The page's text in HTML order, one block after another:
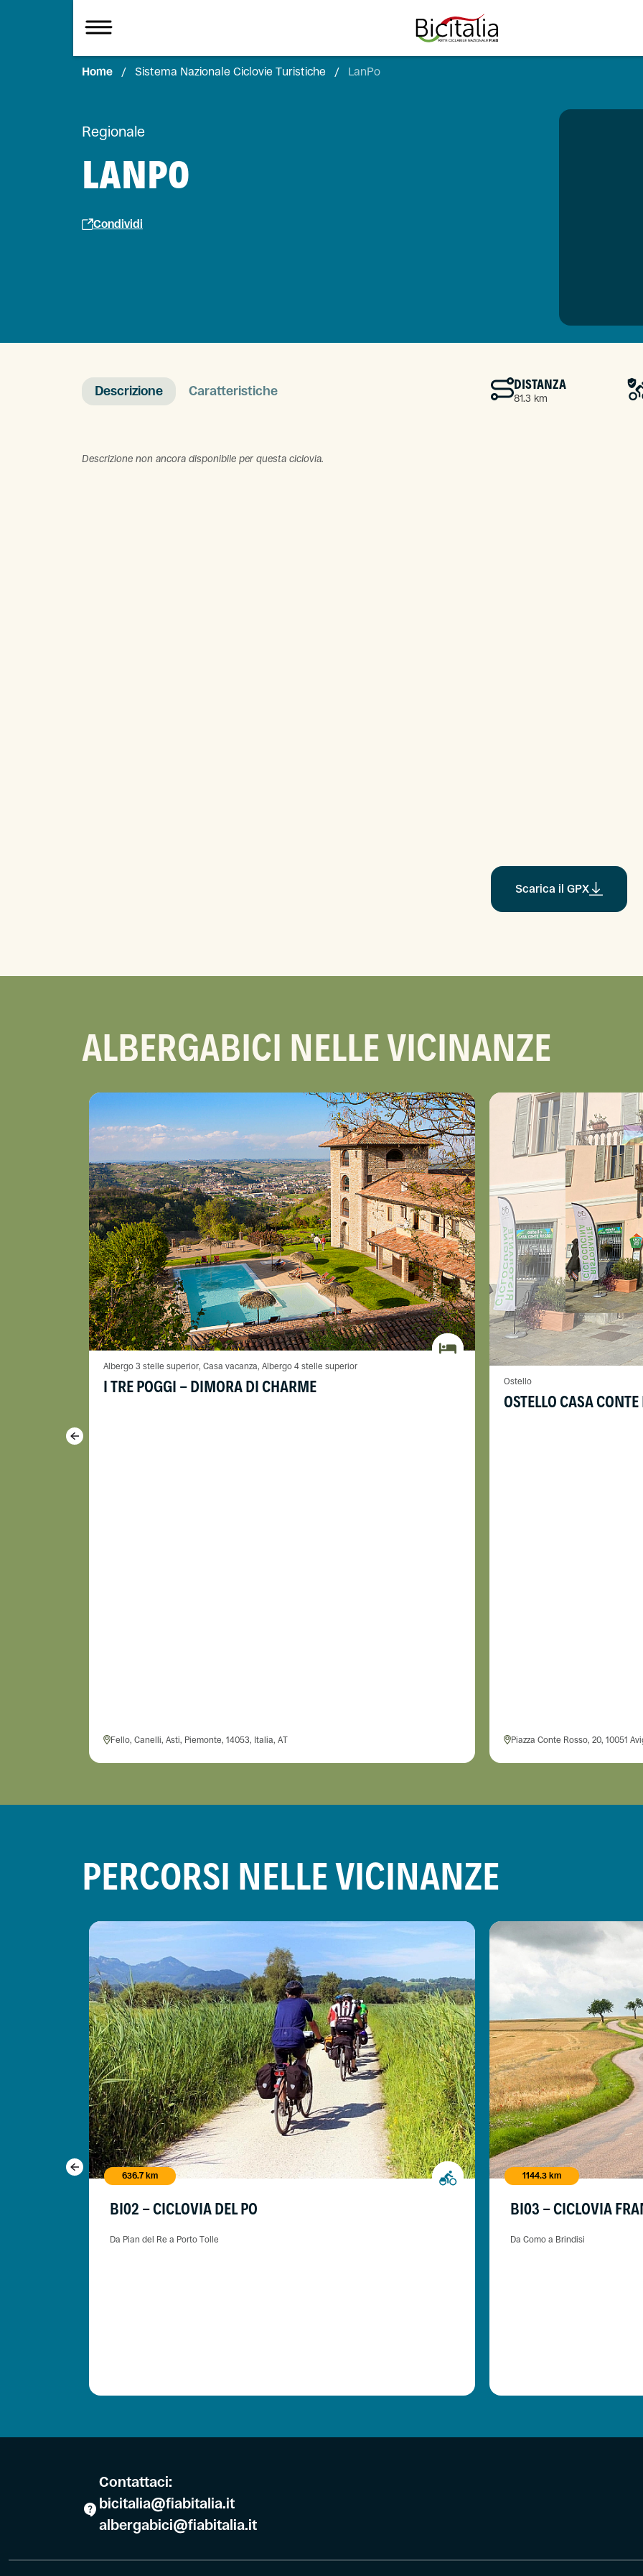
Home / Sistema Nazionale Ciclovie Turistiche / LanPo
Regionale
LANPO
Condividi
Descrizione Caratteristiche
Descrizione non ancora disponibile per questa ciclovia.
DISTANZA
81.3 km
Scarica il GPX
ALBERGABICI NELLE VICINANZE
Albergo 3 stelle superior, Casa vacanza, Albergo 4 stelle superior
I TRE POGGI - DIMORA DI CHARME
Fello, Canelli, Asti, Piemonte, 14053, Italia, AT
Ostello
OSTELLO CASA CONTE
Piazza Conte Rosso, 20, 10051
PERCORSI NELLE VICINANZE
636.7 km
BI02 - CICLOVIA DEL PO
Da Pian del Re a Porto Tolle
1144.3 km
BI03 - CICLOVIA
Da Como a Brindisi
Contattaci:
bicitalia@fiabitalia.it
albergabici@fiabitalia.it